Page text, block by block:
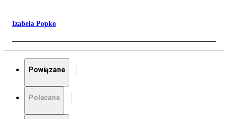
Izabela Popko
Powiązane
Polecane